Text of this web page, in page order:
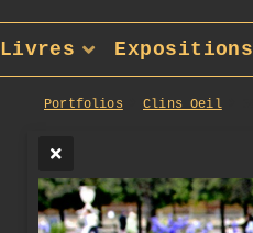
Portfolios Clins_Oeil
Livres Expositions